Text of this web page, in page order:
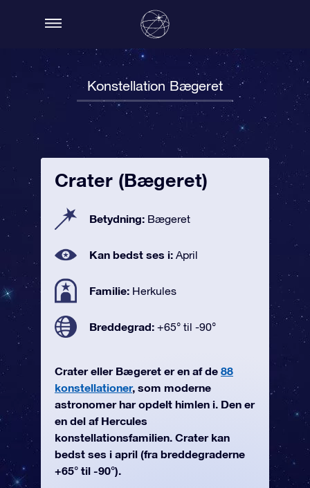
Konstellation Bægeret
Crater (Bægeret)
Betydning: Bægeret
Kan bedst ses i: April
Familie: Herkules
Breddegrad: +65° til -90°
Crater eller Bægeret er en af de 88
konstellationer, som moderne
astronomer har opdelt himlen i. Den er
en del af Hercules
konstellationsfamilien. Crater kan
bedst ses i april (fra breddegraderne
+65° til -90°).